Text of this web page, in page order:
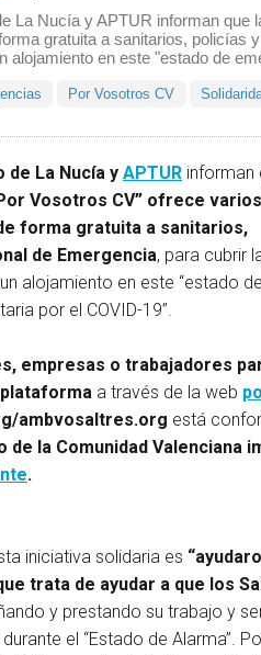
La Nucía y APTUR informan
gratuita a sanitarios, policías
alojamiento en este "estado de
Por Vosotros CV
de La Nucía y APTUR informan
Vosotros CV” ofrece varios
forma gratuita a sanitarios,
de Emergencia, para cubrir
alojamiento en este “estado de
por el COVID-19”.
empresas o trabajadores
plataforma a través de la web
ambvosaltres.org está
la Comunidad Valenciana
.
iniciativa solidaria es
trata de ayudar a que los
y prestando su trabajo y
el “Estado de Alarma”.